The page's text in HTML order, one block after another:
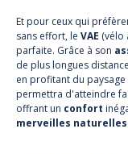
Et pour ceux qui
sans effort, le VAE (vélo
parfaite. Grâce à son
de plus longues
en profitant du paysage
permettra d'atteindre
offrant un confort
merveilles naturelles